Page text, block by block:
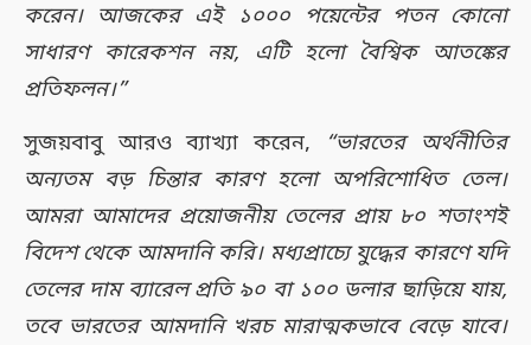
করেন। আজকের এই ১০০০ পয়েন্টের পতন কোনো
সাধারণ কারেকশন নয়, এটি হলো বৈশ্বিক আতঙ্কের
প্রতিফলন।”
সুজয়বাবু আরও ব্যাখ্যা করেন,
“ভারতের অর্থনীতির
অন্যতম বড় চিন্তার কারণ হলো অপরিশোধিত তেল।
আমরা আমাদের প্রয়োজনীয় তেলের প্রায় ৮০ শতাংশই
বিদেশ থেকে আমদানি করি। মধ্যপ্রাচ্যে যুদ্ধের কারণে যদি
তেলের দাম ব্যারেল প্রতি ৯০ বা ১০০ ডলার ছাড়িয়ে যায়,
তবে ভারতের আমদানি খরচ মারাত্মকভাবে বেড়ে যাবে।